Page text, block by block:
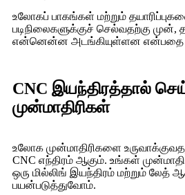
உலோகப் பாகங்கள் மற்றும்
படிநிலைகளுக்குச் செல்வதற்கு முன்,
என்னென்ன அடங்கியுள்ளன என்பதை
CNC இயந்திரத்தால்
முன்மாதிரிகள்
உலோக முன்மாதிரிகளை
CNC எந்திரம் ஆகும். உங்கள்
ஒரு மில்லிங் இயந்திரம் மற்றும்
பயன்படுத்துவோம்.